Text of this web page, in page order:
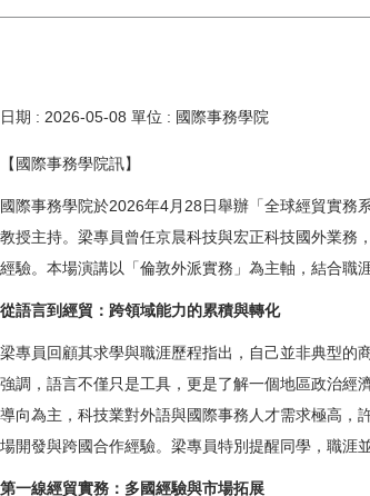
日期 : 2026-05-08 單位 : 國際事務學院
【國際事務學院訊】
國際事務學院於2026年4月28日舉辦「全球經貿實務
教授主持。梁專員曾任京晨科技與宏正科技國外業務
經驗。本場演講以「倫敦外派實務」為主軸，結合職
從語言到經貿：跨領域能力的累積與轉化
梁專員回顧其求學與職涯歷程指出，自己並非典型的
強調，語言不僅只是工具，更是了解一個地區政治經
導向為主，科技業對外語與國際事務人才需求極高，
場開發與跨國合作經驗。梁專員特別提醒同學，職涯
第一線經貿實務：多國經驗與市場拓展